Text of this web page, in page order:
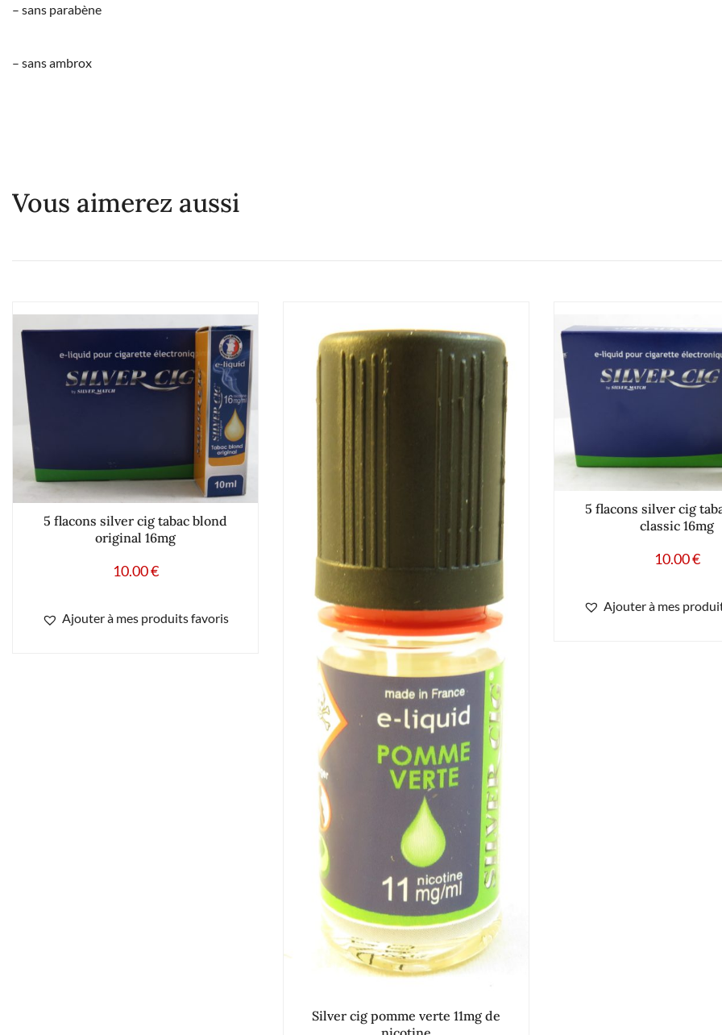
– sans parabène
– sans ambrox
Vous aimerez aussi
5 flacons silver cig tabac blond
original 16mg
10.00€
Ajouter à mes produits favoris
Silver cig pomme verte 11mg de
5 flacons silver cig
classic 16mg
10.00€
Ajouter à mes